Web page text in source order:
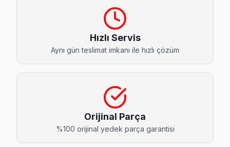
Akşemsettin Hi-Level Servis
Eyüp'da Akşemsettin mahallesi için Hi-Level TV fiyat
Eyüp TV Servis Merkezi →
Alibeyköy Hi-Level Servis
Eyüp'da Alibeyköy mahallesi Hi-Level TV servisi için
Eyüp TV Servis Merkezi →
Çiftalan Hi-Level Servis
Eyüp'da Çiftalan mahallesi için Hi-Level TV tamir
Hızlı Servis
Aynı gün teslimat imkanı ile hızlı çözüm
Orijinal Parça
%100 orijinal yedek parça garantisi